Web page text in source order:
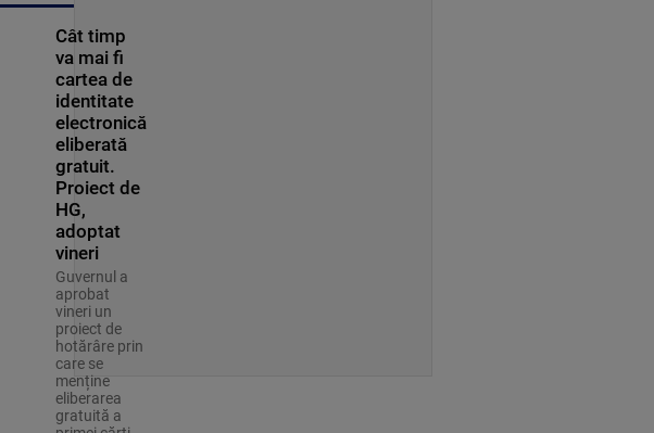
Cât timp
va mai fi
cartea de
identitate
electronică
eliberată
gratuit.
Proiect de
HG,
adoptat
vineri
Guvernul a
aprobat
vineri un
proiect de
hotărâre prin
care se
menține
eliberarea
gratuită a